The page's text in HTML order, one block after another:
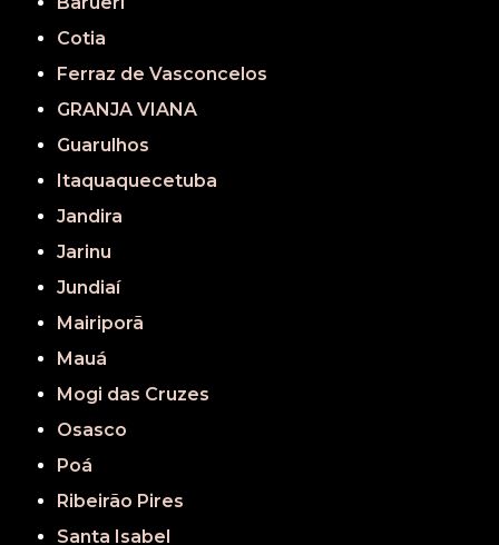
Cotia
Ferraz de Vasconcelos
GRANJA VIANA
Guarulhos
Itaquaquecetuba
Jandira
Jarinu
Jundiaí
Mairiporã
Mauá
Mogi das Cruzes
Osasco
Poá
Ribeirão Pires
Santa Isabel